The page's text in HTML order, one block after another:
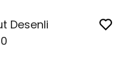
Desenli